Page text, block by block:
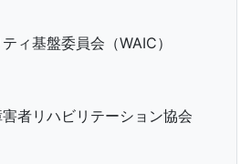
ィ基盤委員会（WAIC）
者リハビリテーション協会